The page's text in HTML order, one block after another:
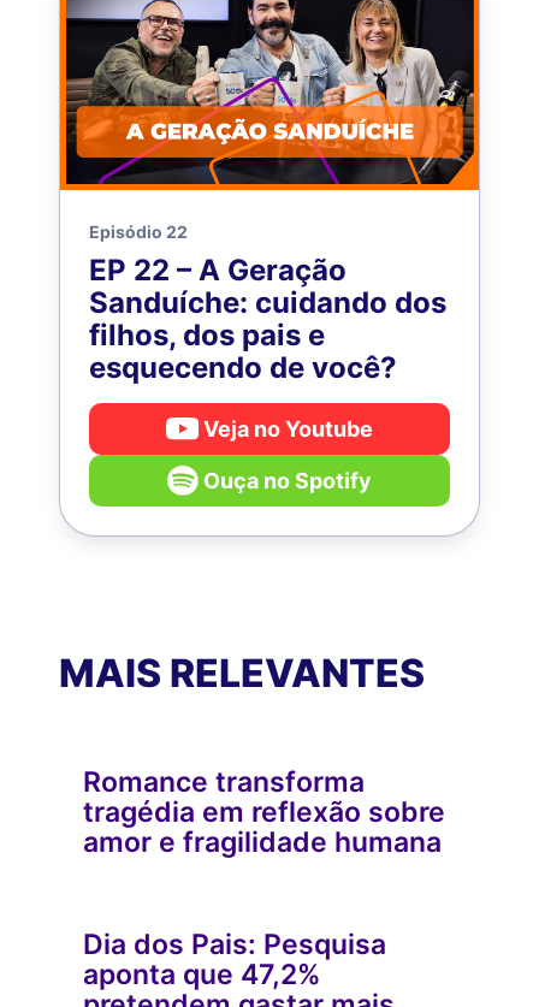
Episódio 22
EP 22 – A Geração
Sanduíche: cuidando dos
filhos, dos pais e
esquecendo de você?
Veja no Youtube
Ouça no Spotify
MAIS RELEVANTES
Romance transforma
tragédia em reflexão sobre
amor e fragilidade humana
Dia dos Pais: Pesquisa
aponta que 47,2%